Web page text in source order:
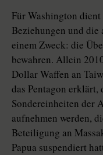
Für Washington
Beziehungen und die
einem Zweck: die
bewahren. Allein
Dollar Waffen an
das Pentagon erklärt,
Sondereinheiten der
aufnehmen werden,
Beteiligung an
Papua suspendiert